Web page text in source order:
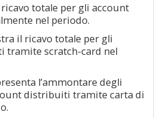
totale per gli account
nel periodo.
il ricavo totale per gli
tramite scratch-card nel
l’ammontare degli
distribuiti tramite carta di